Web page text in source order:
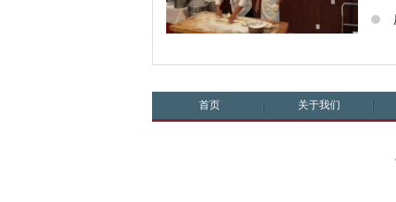
首页 关于我们